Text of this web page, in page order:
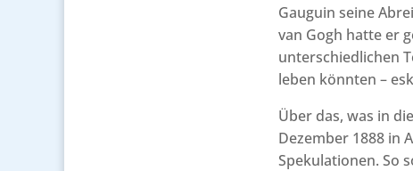
Gauguin seine
van Gogh hatte er
unterschiedlichen
leben könnten –
Über das, was in
Dezember 1888 in
Spekulationen. So